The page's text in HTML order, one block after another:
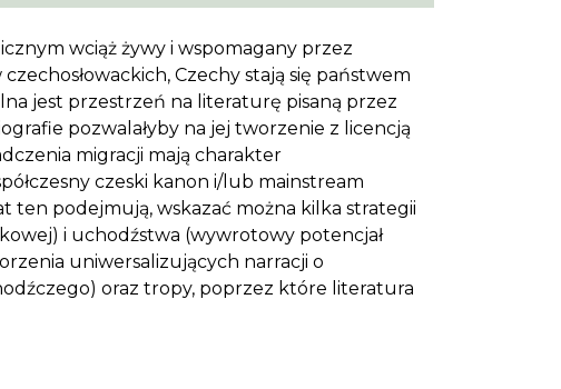
wciąż żywy i wspomagany przez
Czechy stają się państwem
jest przestrzeń na literaturę pisaną przez
pozwalałyby na jej tworzenie z licencją
migracji mają charakter
czeski kanon i/lub mainstream
ten podejmują, wskazać można kilka strategii
i uchodźstwa (wywrotowy potencjał
uniwersalizujących narracji o
oraz tropy, poprzez które literatura